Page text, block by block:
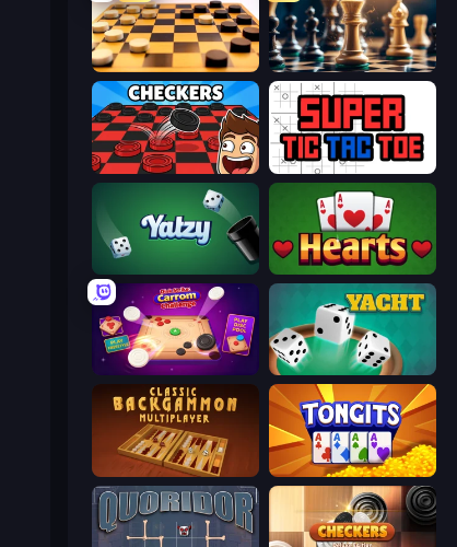
English Checkers Free Chess Free
Checkers & Draughts Multiplayer Super Tic Tac Toe
Hearts: Classic
Yacht
Backgammon Online Tongits